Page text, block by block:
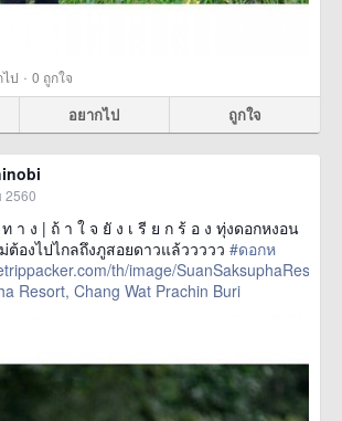
ป · 0 ถูกใจ
อยากไป ถูกใจ
2560
า ง | ถ้ า ใ จ ยั ง เ รี ย ก ร้ อ ง ทุ่งดอกหงอน
องไปไกลถึงภูสอยดาวแล้ววววว #ดอกห
th/image/SuanSaksuphaResort/
Resort, Chang Wat Prachin Buri